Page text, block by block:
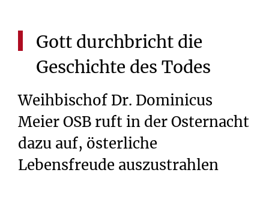
Gott durchbricht die
Geschichte des Todes
Weihbischof Dr. Dominicus
Meier OSB ruft in der Osternacht
dazu auf, österliche
Lebensfreude auszustrahlen